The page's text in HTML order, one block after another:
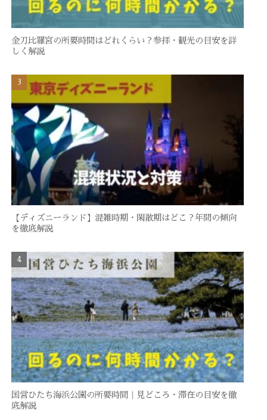
金刀比羅宮の所要時間はどれくらい？参拝・観光の目安を詳
しく解説
【ディズニーランド】混雑時期・閑散期はどこ？年間の傾向
を徹底解説
国営ひたち海浜公園の所要時間｜見どころ・滞在の目安を徹
底解説